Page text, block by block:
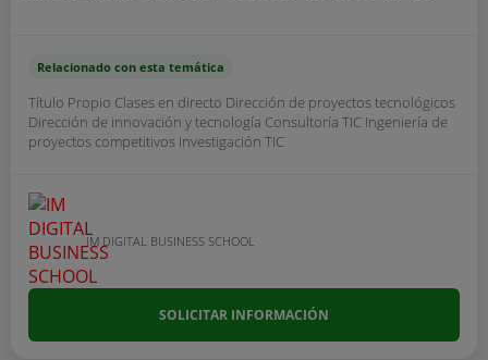
Relacionado con esta temática
Título Propio Clases en directo Dirección de proyectos tecnológicos
Dirección de innovación y tecnología Consultoría TIC Ingeniería de
proyectos competitivos Investigación TIC
IM DIGITAL BUSINESS SCHOOL
SOLICITAR INFORMACIÓN